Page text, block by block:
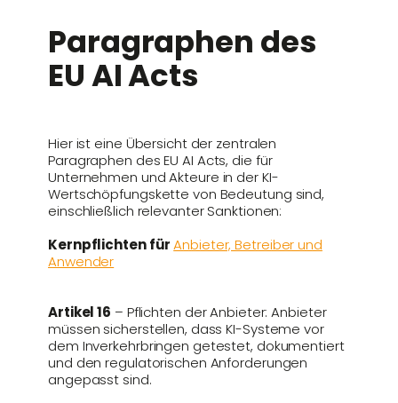
Paragraphen des
EU AI Acts
Hier ist eine Übersicht der zentralen
Paragraphen des EU AI Acts, die für
Unternehmen und Akteure in der KI-
Wertschöpfungskette von Bedeutung sind,
einschließlich relevanter Sanktionen:
Kernpflichten fürAnbieter, Betreiber und
Anwender
Artikel 16 – Pflichten der Anbieter: Anbieter
müssen sicherstellen, dass KI-Systeme vor
dem Inverkehrbringen getestet, dokumentiert
und den regulatorischen Anforderungen
angepasst sind.